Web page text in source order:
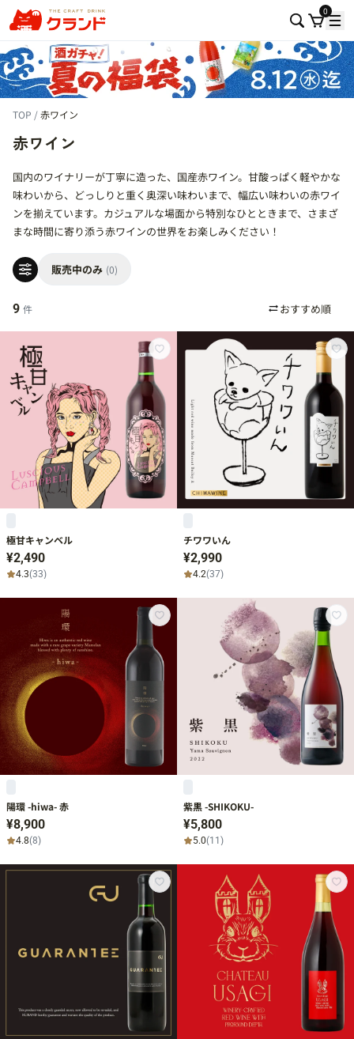
0
TOP 赤ワイン
赤ワイン
国内のワイナリーが丁寧に造った、国産赤ワイン。甘酸っぱく軽やかな
味わいから、どっしりと重く奥深い味わいまで、幅広い味わいの赤ワイ
ンを揃えています。カジュアルな場面から特別なひとときまで、さまざ
まな時間に寄り添う赤ワインの世界をお楽しみください！
販売中のみ (0)
9 件
極甘キャンベル
¥2,490
4.3(33)
チワワいん
¥2,990
4.2(37)
陽環 -hiwa- 赤
¥8,900
4.8(8)
紫黒 -SHIKOKU-
¥5,800
5.0(11)